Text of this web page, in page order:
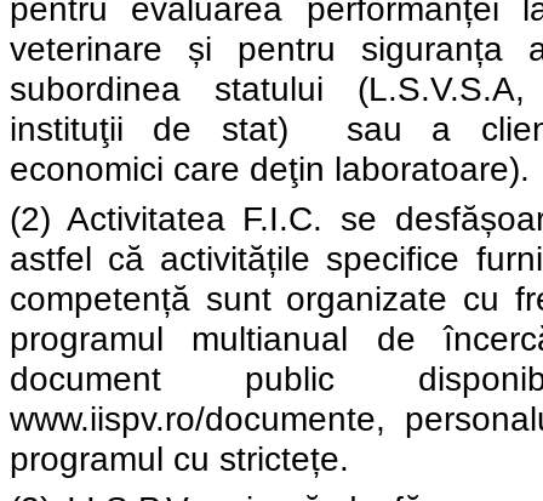
pentru evaluarea performanței
veterinare și pentru siguranța
subordinea statului
instituţii de stat)
sau a
economici care deţin laboratoare).
(2) Activitatea F.I.C. se
astfel că activitățile specifice
competență sunt organizate cu
programul multianual de
document public
www.iispv.ro/documente,
programul cu strictețe.